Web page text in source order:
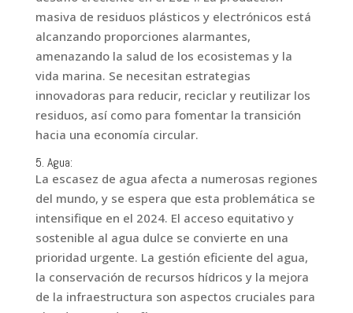
masiva de residuos plásticos y electrónicos está
alcanzando proporciones alarmantes,
amenazando la salud de los ecosistemas y la
vida marina. Se necesitan estrategias
innovadoras para reducir, reciclar y reutilizar los
residuos, así como para fomentar la transición
hacia una economía circular.
5. Agua:
La escasez de agua afecta a numerosas regiones
del mundo, y se espera que esta problemática se
intensifique en el 2024. El acceso equitativo y
sostenible al agua dulce se convierte en una
prioridad urgente. La gestión eficiente del agua,
la conservación de recursos hídricos y la mejora
de la infraestructura son aspectos cruciales para